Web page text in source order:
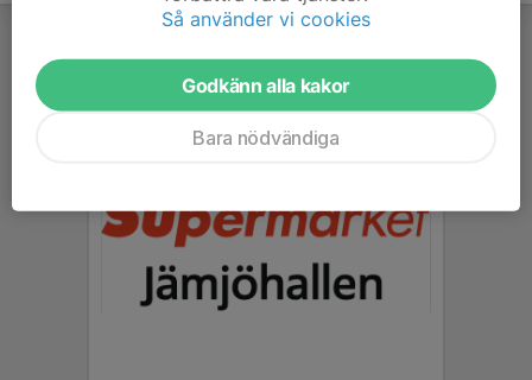
Så använder vi cookies
Godkänn alla kakor
Bara nödvändiga